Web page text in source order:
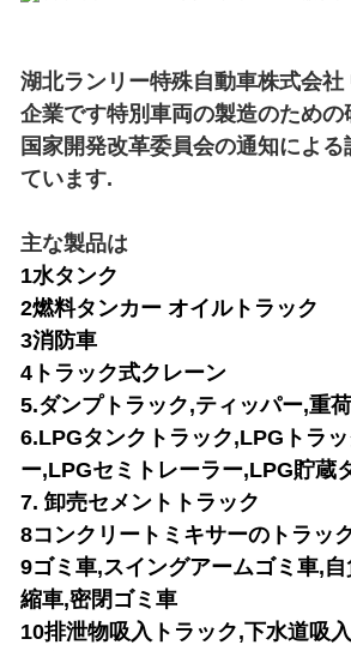
湖北ランリー特殊自動車株式会
企業です特別車両の製造のための
国家開発改革委員会の通知による
ています.
主な製品は
1水タンク
2燃料タンカー オイルトラック
3消防車
4トラック式クレーン
5.ダンプトラック,ティッパー,重
6.LPGタンクトラック,LPGトラ
ー,LPGセミトレーラー,LPG貯蔵
7. 卸売セメントトラック
8コンクリートミキサーのトラッ
9ゴミ車,スイングアームゴミ車,
縮車,密閉ゴミ車
10排泄物吸入トラック,下水道吸